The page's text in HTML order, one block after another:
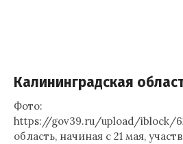
Калининградская
Фото:
https://gov39.ru/upload/iblock/
область, начиная с 21 мая,